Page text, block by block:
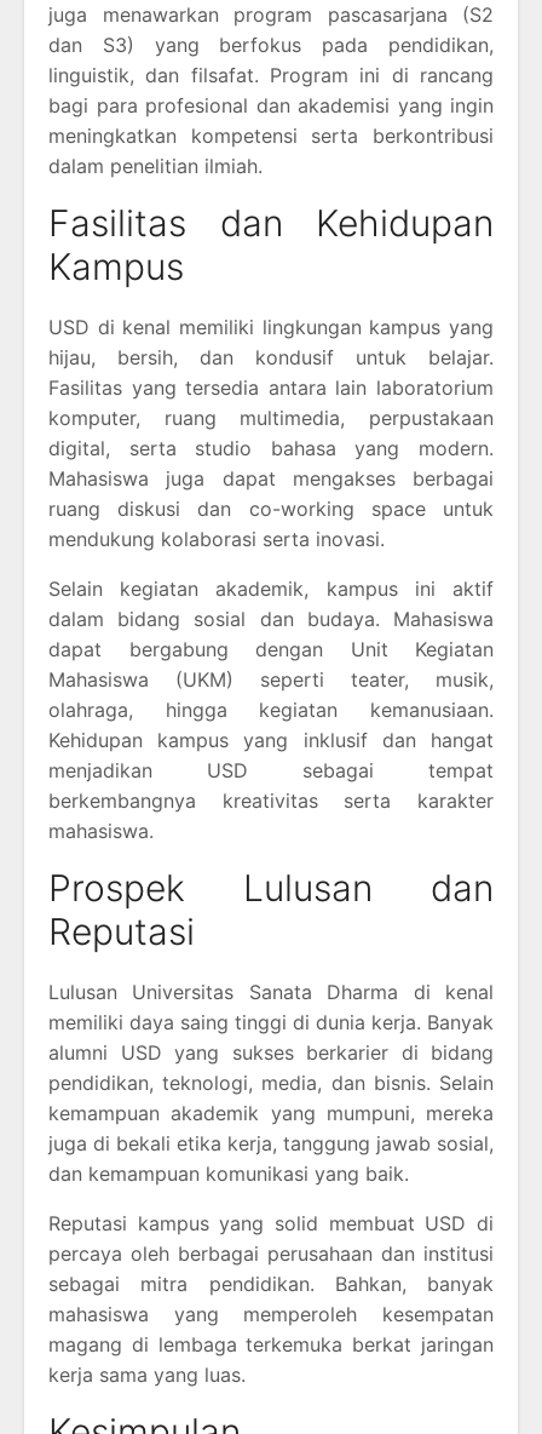
juga menawarkan program pascasarjana (S2
dan S3) yang berfokus pada pendidikan,
linguistik, dan filsafat. Program ini di rancang
bagi para profesional dan akademisi yang ingin
meningkatkan kompetensi serta berkontribusi
dalam penelitian ilmiah.
Fasilitas dan Kehidupan
Kampus
USD di kenal memiliki lingkungan kampus yang
hijau, bersih, dan kondusif untuk belajar.
Fasilitas yang tersedia antara lain laboratorium
komputer, ruang multimedia, perpustakaan
digital, serta studio bahasa yang modern.
Mahasiswa juga dapat mengakses berbagai
ruang diskusi dan co-working space untuk
mendukung kolaborasi serta inovasi.
Selain kegiatan akademik, kampus ini aktif
dalam bidang sosial dan budaya. Mahasiswa
dapat bergabung dengan Unit Kegiatan
Mahasiswa (UKM) seperti teater, musik,
olahraga, hingga kegiatan kemanusiaan.
Kehidupan kampus yang inklusif dan hangat
menjadikan USD sebagai tempat
berkembangnya kreativitas serta karakter
mahasiswa.
Prospek Lulusan dan
Reputasi
Lulusan Universitas Sanata Dharma di kenal
memiliki daya saing tinggi di dunia kerja. Banyak
alumni USD yang sukses berkarier di bidang
pendidikan, teknologi, media, dan bisnis. Selain
kemampuan akademik yang mumpuni, mereka
juga di bekali etika kerja, tanggung jawab sosial,
dan kemampuan komunikasi yang baik.
Reputasi kampus yang solid membuat USD di
percaya oleh berbagai perusahaan dan institusi
sebagai mitra pendidikan. Bahkan, banyak
mahasiswa yang memperoleh kesempatan
magang di lembaga terkemuka berkat jaringan
kerja sama yang luas.